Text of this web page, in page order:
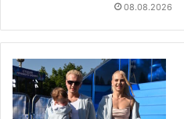
08.08.2026